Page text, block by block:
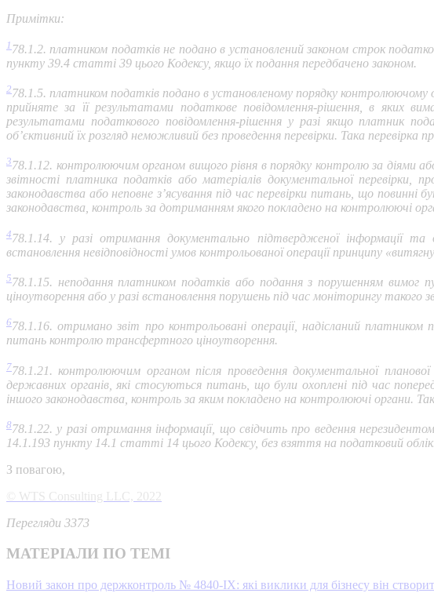
Примітки:
1 78.1.2. платником податків не подано в установлений законом строк
пункту 39.4 статті 39 цього Кодексу, якщо їх подання передбачено законом.
2 78.1.5. платником податків подано в установленому порядку контролюючому
прийняте за її результатами податкове повідомлення-рішення, в яких
результатами податкового повідомлення-рішення у разі якщо платник
об’єктивний їх розгляд неможливий без проведення перевірки. Така
3 78.1.12. контролюючим органом вищого рівня в порядку контролю за діями
звітності платника податків або матеріалів документальної перевірки,
законодавства або неповне з’ясування під час перевірки питань, що повинні
законодавства, контроль за дотриманням якого покладено на контролюючі
4 78.1.14. у разі отримання документально підтвердженої інформації
встановлення невідповідності умов контрольованої операції принципу
5 78.1.15. неподання платником податків або подання з порушенням вимог
ціноутворення або у разі встановлення порушень під час моніторингу такого
6 78.1.16. отримано звіт про контрольовані операції, надісланий
питань контролю трансфертного ціноутворення.
778.1.21. контролюючим органом після проведення документальної
державних органів, які стосуються питань, що були охоплені під час
іншого законодавства, контроль за яким покладено на контролюючі органи.
8 78.1.22. у разі отримання інформації, що свідчить про ведення
14.1.193 пункту 14.1 статті 14 цього Кодексу, без взяття на податковий облік.
З повагою,
© WTS Consulting LLC, 2022
Перегляди 3373
МАТЕРІАЛИ ПО ТЕМІ
Новий закон про держконтроль № 4840-IX: які виклики для бізнесу він